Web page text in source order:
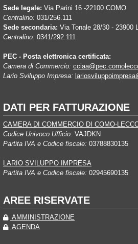
Sede legale: Via Parini 16 -22100 COMO
Centralino: 031/256.111
Sede secondaria: Via Tonale 28/30 - 23900
Centralino: 0341/292.111
PEC - Posta elettronica certificata:
Camera di Commercio:
Lario Sviluppo Impresa:
DATI PER FATTURAZIONE
CAMERA DI COMMERCIO DI COMO-
Codice Univoco Ufficio: VAJDKN
Partita IVA e Codice fiscale: 03788830135
LARIO SVILUPPO IMPRESA
Partita IVA e Codice fiscale: 02945690135
AREE RISERVATE
AMMINISTRAZIONE
AGENDA